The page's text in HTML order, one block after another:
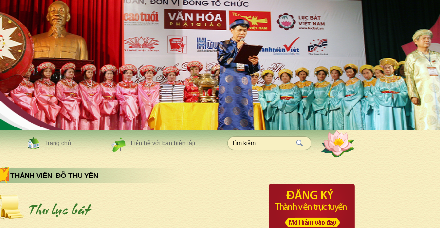
Trang chủ Liên hệ với ban biên tập
THÀNH VIÊN ĐỖ THU YÊN